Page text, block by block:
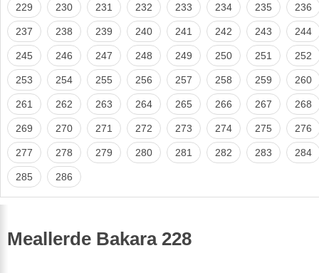
229 230 231 232 233 234 235 236
237 238 239 240 241 242 243 244
245 246 247 248 249 250 251 252
253 254 255 256 257 258 259 260
261 262 263 264 265 266 267 268
269 270 271 272 273 274 275 276
277 278 279 280 281 282 283 284
285 286
Meallerde Bakara 228